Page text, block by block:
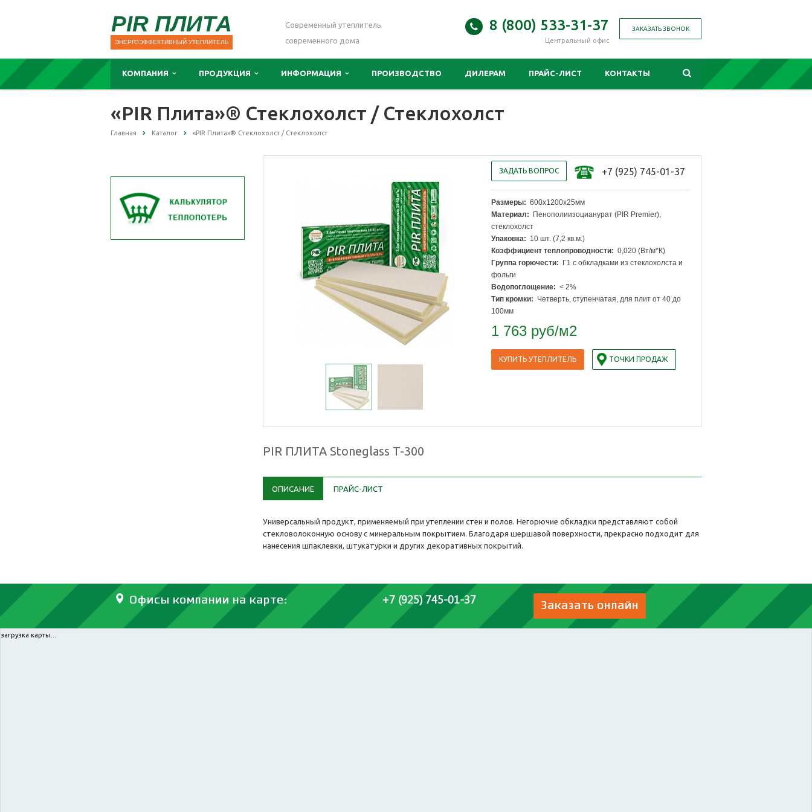
PIR ПЛИТА
ЭНЕРГОЭФФЕКТИВНЫЙ УТЕПЛИТЕЛЬ
Современный утеплитель
современного дома
ЗАКАЗАТЬ ЗВОНОК
8 (800) 533-31-37
Центральный офис
КОМПАНИЯ ПРОДУКЦИЯ ИНФОРМАЦИЯ ПРОИЗВОДСТВО ДИЛЕРАМ ПРАЙС-ЛИСТ КОНТАКТЫ
«PIR Плита»® Стеклохолст / Стеклохолст
Главная Каталог «PIR Плита»® Стеклохолст / Стеклохолст
ЗАДАТЬ ВОПРОС +7 (925) 745-01-37
Размеры: 600х1200х25мм
Материал: Пенополиизоцианурат (PIR Premier),
стеклохолст
Упаковка: 10 шт. (7,2 кв.м.)
Коэффициент теплопроводности: 0,020 (Вт/м*К)
Группа горючести: Г1 с обкладками из стеклохолста и
фольги
Водопоглощение: < 2%
Тип кромки: Четверть, ступенчатая, для плит от 40 до
100мм
1 763 руб/м2
КУПИТЬ УТЕПЛИТЕЛЬ ТОЧКИ ПРОДАЖ
PIR ПЛИТА Stoneglass T-300
ОПИСАНИЕ ПРАЙС-ЛИСТ
Универсальный продукт, применяемый при утеплении стен и полов. Негорючие обкладки представляют собой
стекловолоконную основу c минеральным покрытием. Благодаря шершавой поверхности, прекрасно подходит для
нанесения шпаклевки, штукатурки и других декоративных покрытий.
Офисы компании на карте: +7 (925) 745-01-37 Заказать онлайн
загрузка карты...